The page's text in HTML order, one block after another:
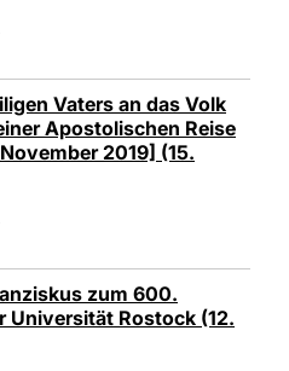
Vaters an das Volk
Apostolischen Reise
2019] (15.
zum 600.
Universität Rostock (12.